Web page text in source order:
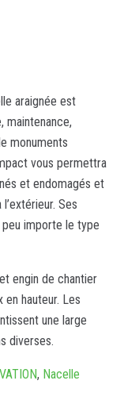
araignée est
maintenance,
monuments
vous permettra
et endomagés et
Ses
peu importe le type
engin de chantier
hauteur. Les
une large
diverses.
, Nacelle